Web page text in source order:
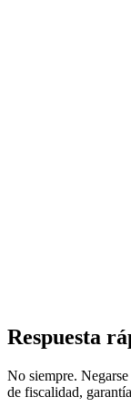
Respuesta
No siempre.
de fiscalidad,